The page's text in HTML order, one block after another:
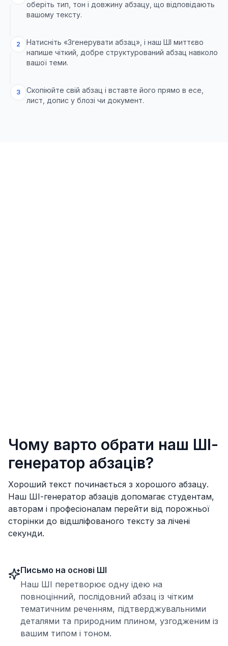
оберіть тип, тон і довжину абзацу, що відповідають
вашому тексту.
2
Натисніть «Згенерувати абзац», і наш ШІ миттєво
напише чіткий, добре структурований абзац навколо
вашої теми.
3
Скопіюйте свій абзац і вставте його прямо в есе,
лист, допис у блозі чи документ.
Чому варто обрати наш ШІ-
генератор абзаців?
Хороший текст починається з хорошого абзацу.
Наш ШІ-генератор абзаців допомагає студентам,
авторам і професіоналам перейти від порожньої
сторінки до відшліфованого тексту за лічені
секунди.
Письмо на основі ШІ
Наш ШІ перетворює одну ідею на
повноцінний, послідовний абзац із чітким
тематичним реченням, підтверджувальними
деталями та природним плином, узгодженим із
вашим типом і тоном.